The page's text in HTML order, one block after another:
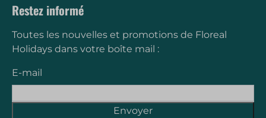
Restez informé
Toutes les nouvelles et promotions de Floreal
Holidays dans votre boîte mail :
E-mail
Envoyer